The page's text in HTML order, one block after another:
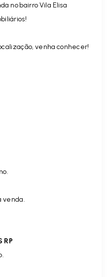
no bairro Vila Elisa
venha conhecer!
venda.
RP